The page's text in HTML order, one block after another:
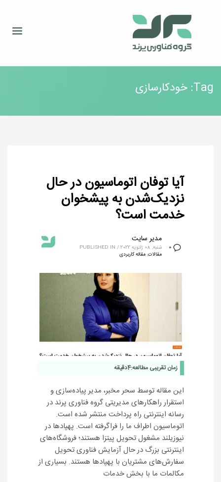
Tag: خودکارسازی
آیا توفان اتوماسیون در حال
نزدیک‌شدن به پیشخوان
خدمت است؟
0
مدیر سایت
شنبه, 08 ژانویه 2022 /
PUBLISHED IN
مقالات, مقاله کاربردی
زمان تقریبی مطالعه:4دقیقه
این مقاله توسط سحر مخبر، مدیر پیاده‌سازی و
استقرار راهکارهای مدیریتی گروه فناوری پرند در
رسانه اینترنتی راه پرداخت منتشر شده است.
اتوماسیون اطراف ما را فراگرفته است. پهپادها در
نیوزیلند مشغول تحویل پیتزا هستند؛ فروشگاه‌های
اینترنتی بزرگ در حال آزمایش فناوری تحویل
سفارش‌های مشتریان با پهپادها هستند. بسیاری از
مکالمات ما با بخش خدمات